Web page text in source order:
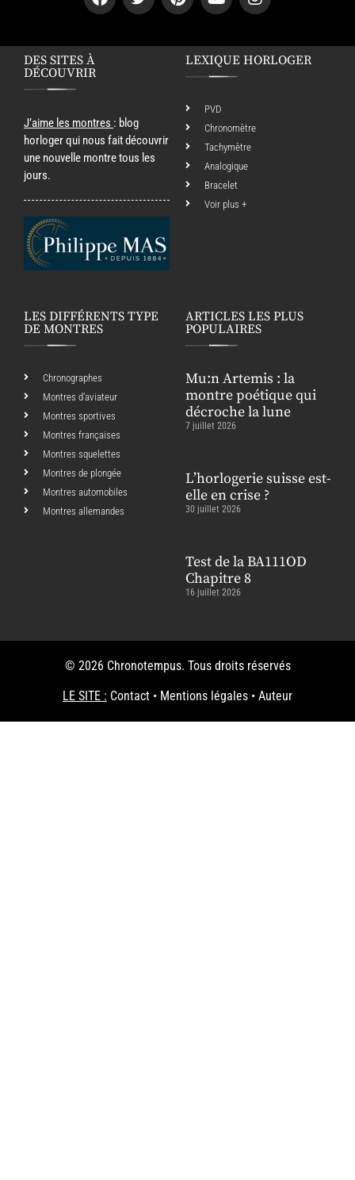
DES SITES À
DÉCOUVRIR
J’aime les montres : blog
horloger qui nous fait découvrir
une nouvelle montre tous les
jours.
LEXIQUE HORLOGER
PVD
Chronomètre
Tachymètre
Analogique
Bracelet
Voir plus +
LES DIFFÉRENTS TYPE
DE MONTRES
Chronographes
Montres d’aviateur
Montres sportives
Montres françaises
Montres squelettes
Montres de plongée
Montres automobiles
Montres allemandes
ARTICLES LES PLUS
POPULAIRES
Mu:n Artemis : la
montre poétique qui
décroche la lune
7 juillet 2026
L’horlogerie suisse est-
elle en crise ?
30 juillet 2026
Test de la BA111OD
Chapitre 8
16 juillet 2026
© 2026 Chronotempus. Tous droits réservés
LE SITE : Contact • Mentions légales • Auteur